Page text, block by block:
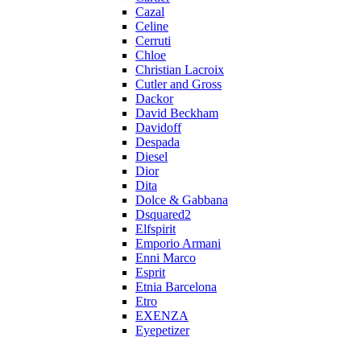
Cazal
Celine
Cerruti
Chloe
Christian Lacroix
Cutler and Gross
Dackor
David Beckham
Davidoff
Despada
Diesel
Dior
Dita
Dolce & Gabbana
Dsquared2
Elfspirit
Emporio Armani
Enni Marco
Esprit
Etnia Barcelona
Etro
EXENZA
Eyepetizer